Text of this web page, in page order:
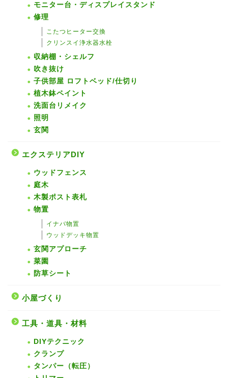
モニター台・ディスプレイスタンド
修理
こたつヒーター交換
クリンスイ浄水器水栓
収納棚・シェルフ
吹き抜け
子供部屋 ロフトベッド/仕切り
植木鉢ペイント
洗面台リメイク
照明
玄関
エクステリアDIY
ウッドフェンス
庭木
木製ポスト表札
物置
イナバ物置
ウッドデッキ物置
玄関アプローチ
菜園
防草シート
小屋づくり
工具・道具・材料
DIYテクニック
クランプ
タンパー（転圧）